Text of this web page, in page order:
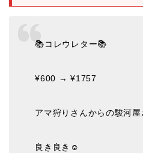
📚コレウレター📚
¥600 → ¥1757
アマ狩りさんからの駿河屋
良き良き☺️